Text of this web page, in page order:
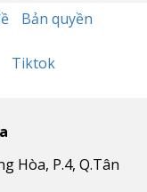
Bản quyền
Tiktok
Hòa, P.4, Q.Tân